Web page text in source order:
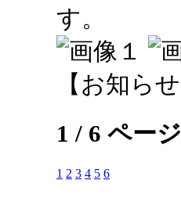
す。
【お知ら
1 / 6 ページ
1 2 3 4 5 6